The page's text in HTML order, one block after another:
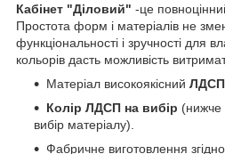
Кабінет "Діловий" -це
Простота форм і матеріалів не
функціональності і зручності для
кольорів дасть можливість
Матеріал високоякісний
Колір ЛДСП на вибір (нижче
вибір матеріалу).
Фабричне виготовлення